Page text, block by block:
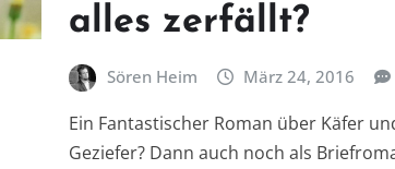
alles zerfällt?
Sören Heim März 24, 2016
Ein Fantastischer Roman über Käfer
Geziefer? Dann auch noch als